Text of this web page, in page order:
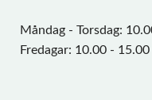
Måndag - Torsdag:
Fredagar: 10.00 - 15.00